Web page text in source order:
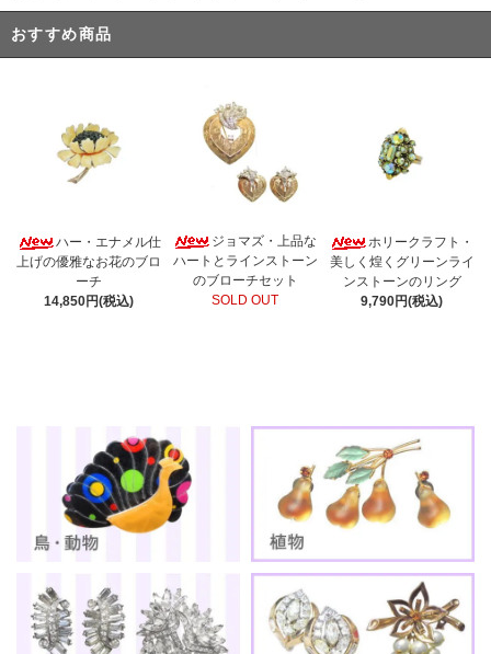
おすすめ商品
ハー・エナメル仕
上げの優雅なお花のブロ
ーチ
14,850円(税込)
ジョマズ・上品な
ハートとラインストーン
のブローチセット
SOLD OUT
ホリークラフト・
美しく煌くグリーンライ
ンストーンのリング
9,790円(税込)